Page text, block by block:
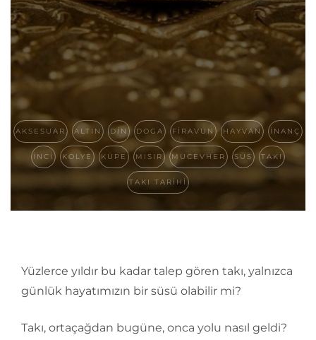
AKSESUAR ALTIN DIN DOGA FIRAVUN HAYVAN INANÇ
INCI KOLYE KÜPE MISIR MÜCEVHER SÜS TAKI
TAKI TARIHI
Yüzlerce yıldır bu kadar talep gören takı, yalnızca
günlük hayatımızın bir süsü olabilir mi?
Takı, ortaçağdan bugüne, onca yolu nasıl geldi?